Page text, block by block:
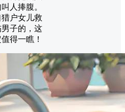
人捧腹。
户女儿救
子的，这
得一瞧！